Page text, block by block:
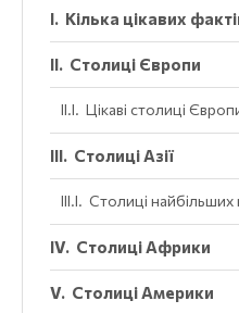
Кілька цікавих
Столиці Європи
Цікаві столиці
Столиці Азії
Столиці найбільших
Столиці Африки
Столиці Америки